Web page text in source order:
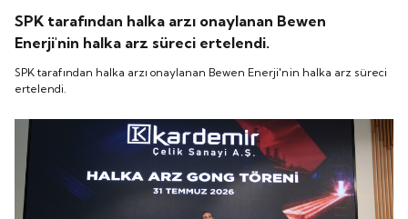
SPK tarafından halka arzı onaylanan Bewen
Enerji'nin halka arz süreci ertelendi.
SPK tarafından halka arzı onaylanan Bewen Enerji'nin halka arz süreci
ertelendi.